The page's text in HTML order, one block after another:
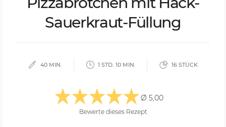
Sau­er­kraut-Fül­lung
40 MIN. 1 STD. 10 MIN. 16 STÜCK
Ø 5,00
Bewerte dieses Rezept